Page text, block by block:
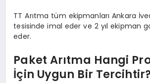
TT Arıtma tüm ekipmanları Ankara
tesisinde imal eder ve 2 yıl ekipman
eder.
Paket Arıtma Hangi
İçin Uygun Bir